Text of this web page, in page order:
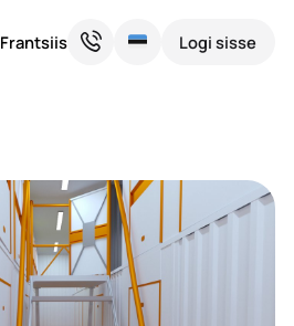
Frantsiis Logi sisse